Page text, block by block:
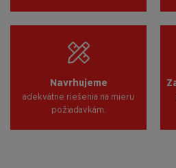
Navrhujeme
adekvátne riešenia na mieru
požiadavkám.